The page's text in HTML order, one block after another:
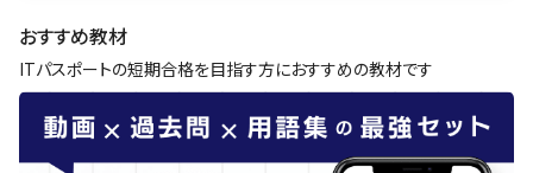
おすすめ教材
ITパスポートの短期合格を目指す方におすすめの教材です